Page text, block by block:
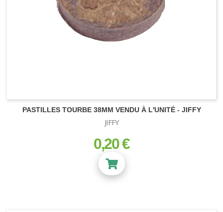
PASTILLES TOURBE 38MM VENDU À L'UNITÉ - JIFFY
JIFFY
prix
0,20 €